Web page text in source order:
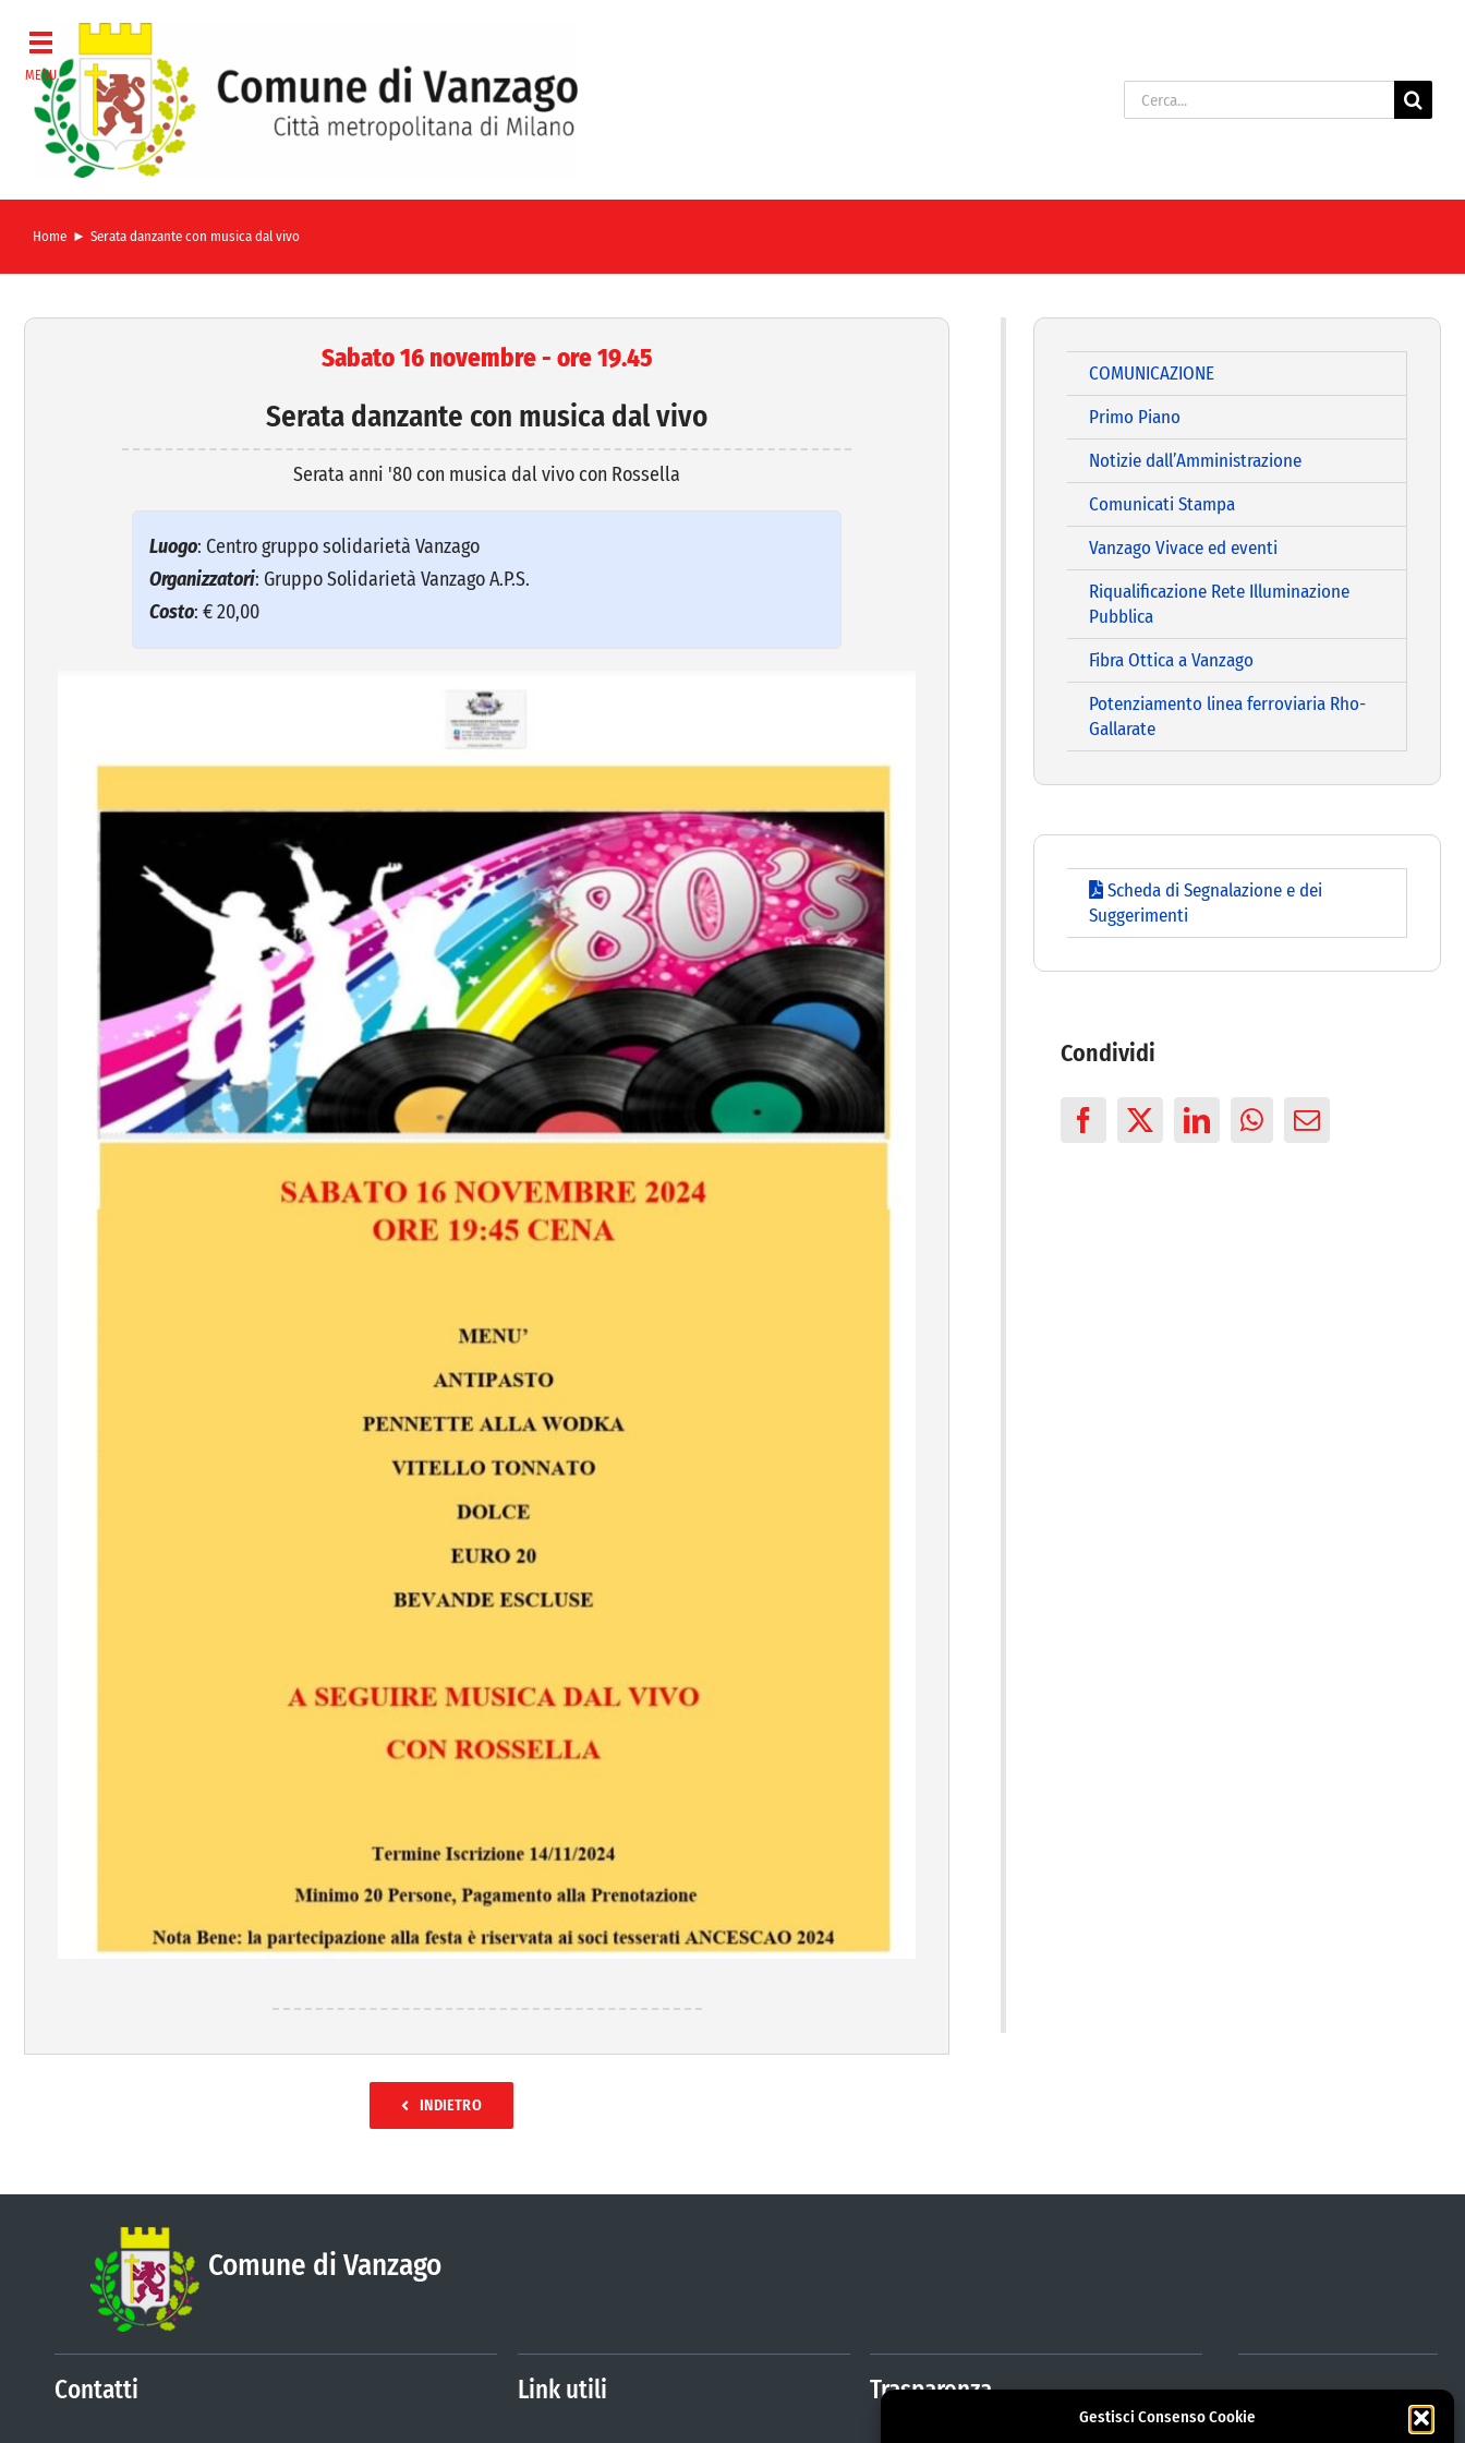
Gestisci Consenso Cookie
contenuto
Cerca
per:
Home Serata danzante con musica dal vivo
Sabato 16 novembre - ore 19.45
Serata danzante con musica dal vivo
Serata anni '80 con musica dal vivo con Rossella
Luogo: Centro gruppo solidarietà Vanzago
Organizzatori: Gruppo Solidarietà Vanzago A.P.S.
Costo: € 20,00
COMUNICAZIONE
Primo Piano
Notizie dall’Amministrazione
Comunicati Stampa
Vanzago Vivace ed eventi
Riqualificazione Rete Illuminazione
Pubblica
Fibra Ottica a Vanzago
Potenziamento linea ferroviaria Rho-
Gallarate
Scheda di Segnalazione e dei
Suggerimenti
Condividi
INDIETRO
Comune di Vanzago
Contatti Link utili Trasparenza